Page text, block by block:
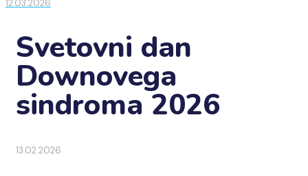
12.03.2026
Svetovni dan
Downovega
sindroma 2026
13.02.2026